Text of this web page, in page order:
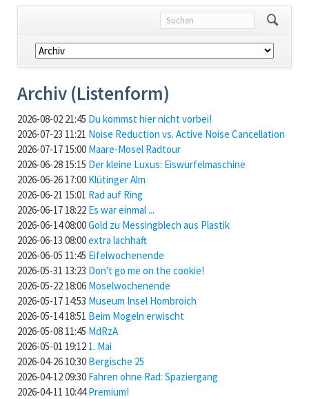
Navigation
überspringen
Archiv (Listenform)
2026-08-02 21:45 Du kommst hier nicht vorbei!
2026-07-23 11:21 Noise Reduction vs. Active Noise Cancellation
2026-07-17 15:00 Maare-Mosel Radtour
2026-06-28 15:15 Der kleine Luxus: Eiswürfelmaschine
2026-06-26 17:00 Klütinger Alm
2026-06-21 15:01 Rad auf Ring
2026-06-17 18:22 Es war einmal ...
2026-06-14 08:00Gold zu Messingblech aus Plastik
2026-06-13 08:00extra lachhaft
2026-06-05 11:45 Eifelwochenende
2026-05-31 13:23 Don't go me on the cookie!
2026-05-22 18:06 Moselwochenende
2026-05-17 14:53 Museum Insel Hombroich
2026-05-14 18:51 Beim Mogeln erwischt
2026-05-08 11:45 MdRzA
2026-05-01 19:12 1. Mai
2026-04-26 10:30 Bergische 25
2026-04-12 09:30 Fahren ohne Rad: Spaziergang
2026-04-11 10:44 Premium!